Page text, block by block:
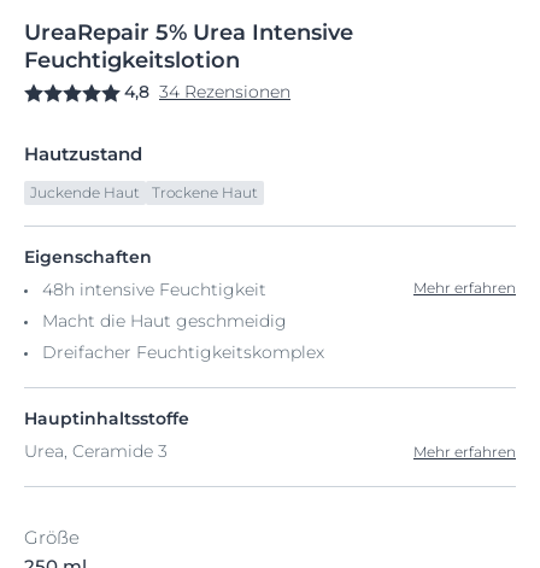
UreaRepair 5% Urea Intensive
Feuchtigkeitslotion
4,8 34 Rezensionen
Hautzustand
Juckende Haut Trockene Haut
Eigenschaften
48h intensive Feuchtigkeit
Macht die Haut geschmeidig
Dreifacher Feuchtigkeitskomplex
Mehr erfahren
Hauptinhaltsstoffe
Urea, Ceramide 3
Mehr erfahren
Größe